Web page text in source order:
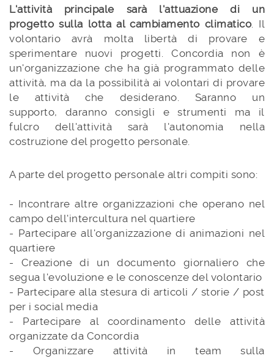
L'attività principale sarà l'attuazione di un
progetto sulla lotta al cambiamento climatico . Il
volontario avrà molta libertà di provare e
sperimentare nuovi progetti. Concordia non è
un'organizzazione che ha già programmato delle
attività, ma da la possibilità ai volontari di provare
le attività che desiderano. Saranno un
supporto, daranno consigli e strumenti ma il
fulcro dell'attività sarà l'autonomia nella
costruzione del progetto personale.
A parte del progetto personale altri compiti sono:
- Incontrare altre organizzazioni che operano nel
campo dell'intercultura nel quartiere
- Partecipare all'organizzazione di animazioni nel
quartiere
- Creazione di un documento giornaliero che
segua l'evoluzione e le conoscenze del volontario
- Partecipare alla stesura di articoli / storie / post
per i social media
- Partecipare al coordinamento delle attività
organizzate da Concordia
- Organizzare attività in team sulla